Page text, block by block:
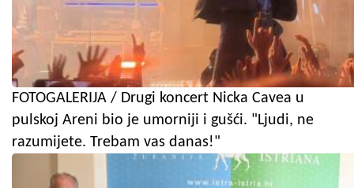
FOTOGALERIJA / Drugi koncert Nicka Cavea u
pulskoj Areni bio je umorniji i gušći. "Ljudi, ne
razumijete. Trebam vas danas!"